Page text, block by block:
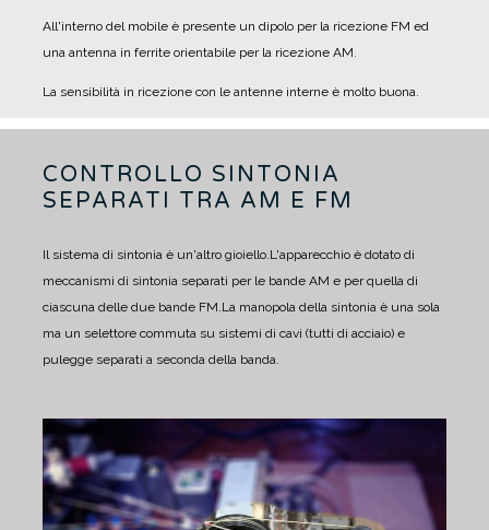
All'interno del mobile è presente un dipolo per la ricezione FM ed
una antenna in ferrite orientabile per la ricezione AM.
La sensibilità in ricezione con le antenne interne è molto buona.
CONTROLLO SINTONIA
SEPARATI TRA AM E FM
Il sistema di sintonia è un'altro gioiello. L'apparecchio è dotato di
meccanismi di sintonia separati per le bande AM e per quella di
ciascuna delle due bande FM. La manopola della sintonia è una sola
ma un selettore commuta su sistemi di cavi (tutti di acciaio) e
pulegge separati a seconda della banda.